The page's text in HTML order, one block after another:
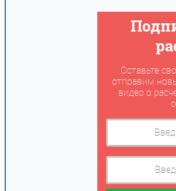
Оставьте
отправим
видео о